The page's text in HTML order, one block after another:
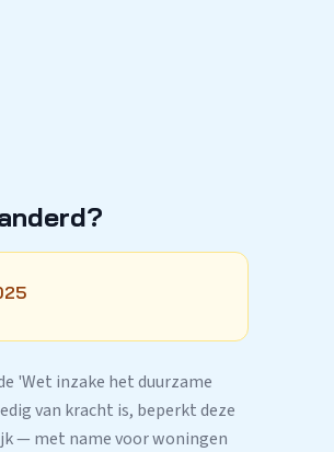
'Wet inzake het duurzame
van kracht is, beperkt deze
— met name voor woningen